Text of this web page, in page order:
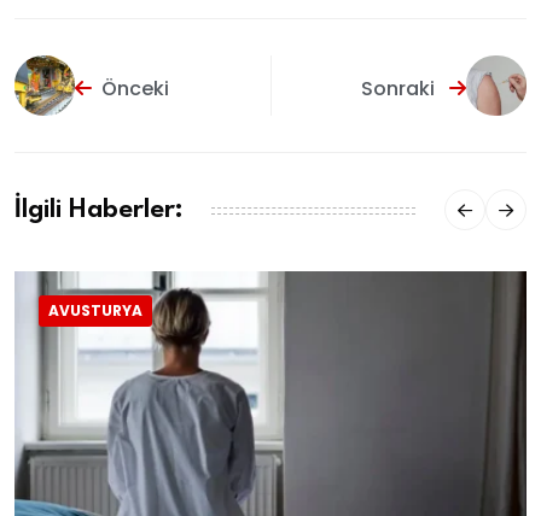
Önceki Sonraki
İlgili Haberler:
AVUSTURYA